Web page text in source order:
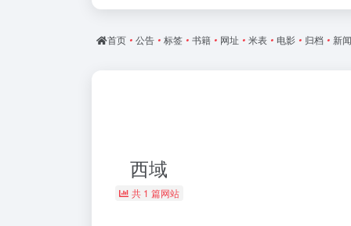
首页 • 公告 • 标签 • 书籍 • 网址 • 米表 • 电影 • 归档 • 新闻
西域
共 1 篇网站